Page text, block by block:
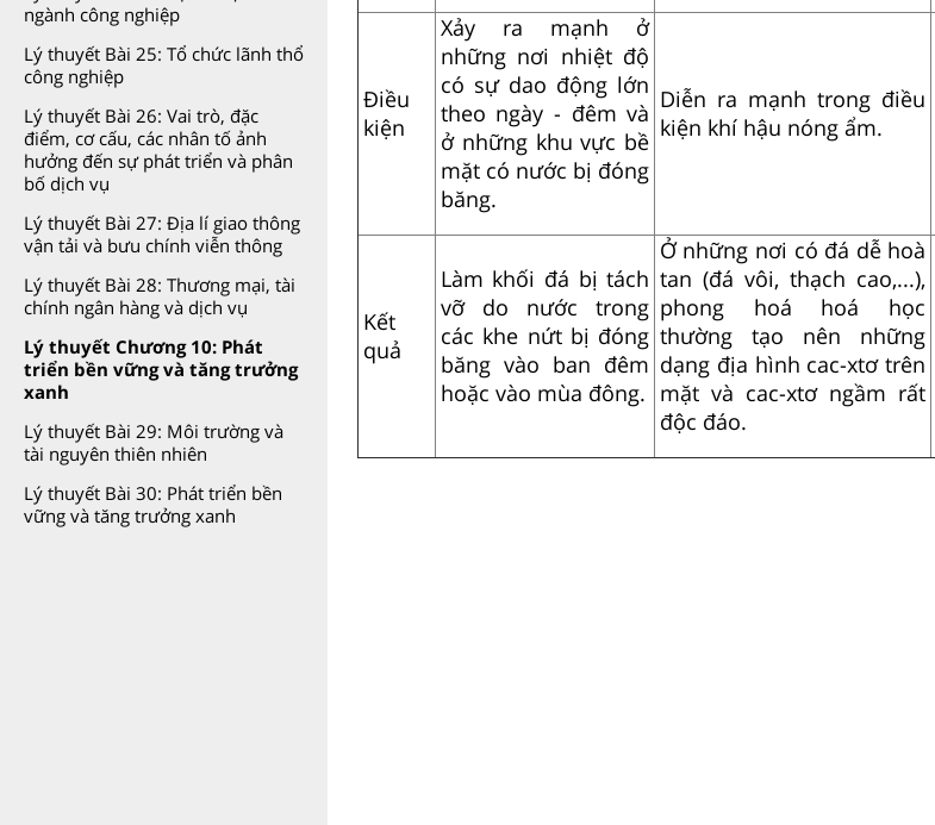
ngành công nghiệp
Lý thuyết Bài 25: Tổ chức lãnh thổ
công nghiệp
Lý thuyết Bài 26: Vai trò, đặc
điểm, cơ cấu, các nhân tố ảnh
hưởng đến sự phát triển và phân
bố dịch vụ
Lý thuyết Bài 27: Địa lí giao thông
vận tải và bưu chính viễn thông
Lý thuyết Bài 28: Thương mại, tài
chính ngân hàng và dịch vụ
Lý thuyết Chương 10: Phát
triển bền vững và tăng trưởng
xanh
Lý thuyết Bài 29: Môi trường và
tài nguyên thiên nhiên
Lý thuyết Bài 30: Phát triển bền
vững và tăng trưởng xanh
Điều
kiện
Xảy ra mạnh ở
những nơi nhiệt độ
có sự dao động lớn
theo ngày - đêm và
ở những khu vực bề
mặt có nước bị đóng
băng.
Diễn ra mạnh trong điều
kiện khí hậu nóng ẩm.
Kết
quả
Làm khối đá bị tách
vỡ do nước trong
các khe nứt bị đóng
băng vào ban đêm
hoặc vào mùa đông.
Ở những nơi có đá dễ hoà
tan (đá vôi, thạch cao,...),
phong hoá hoá học
thường tạo nên những
dạng địa hình cac-xtơ trên
mặt và cac-xtơ ngầm rất
độc đáo.